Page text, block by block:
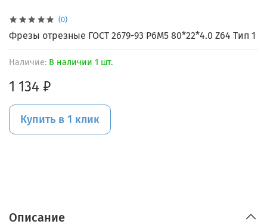
(0)
Наличие: В наличии 1 шт.
1 134 ₽
Купить в 1 клик
Фрезы отрезные ГОСТ 2679-93 Р6М5 80*22*4.0 Z64 Тип 1
Описание